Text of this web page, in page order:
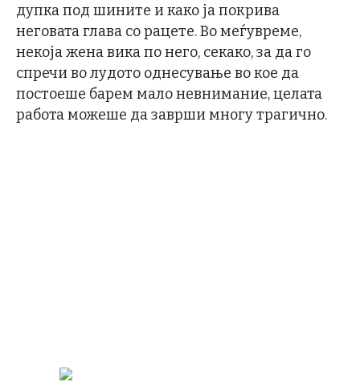
дупка под шините и како ја покрива
неговата глава со рацете. Во меѓувреме,
некоја жена вика по него, секако, за да го
спречи во лудото однесување во кое да
постоеше барем мало невнимание, целата
работа можеше да заврши многу трагично.